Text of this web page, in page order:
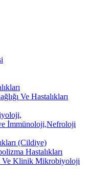
Ve Hastalıkları
İmmünoloji,Nefroloji
(Cildiye)
Hastalıkları
Ve Klinik Mikrobiyoloji